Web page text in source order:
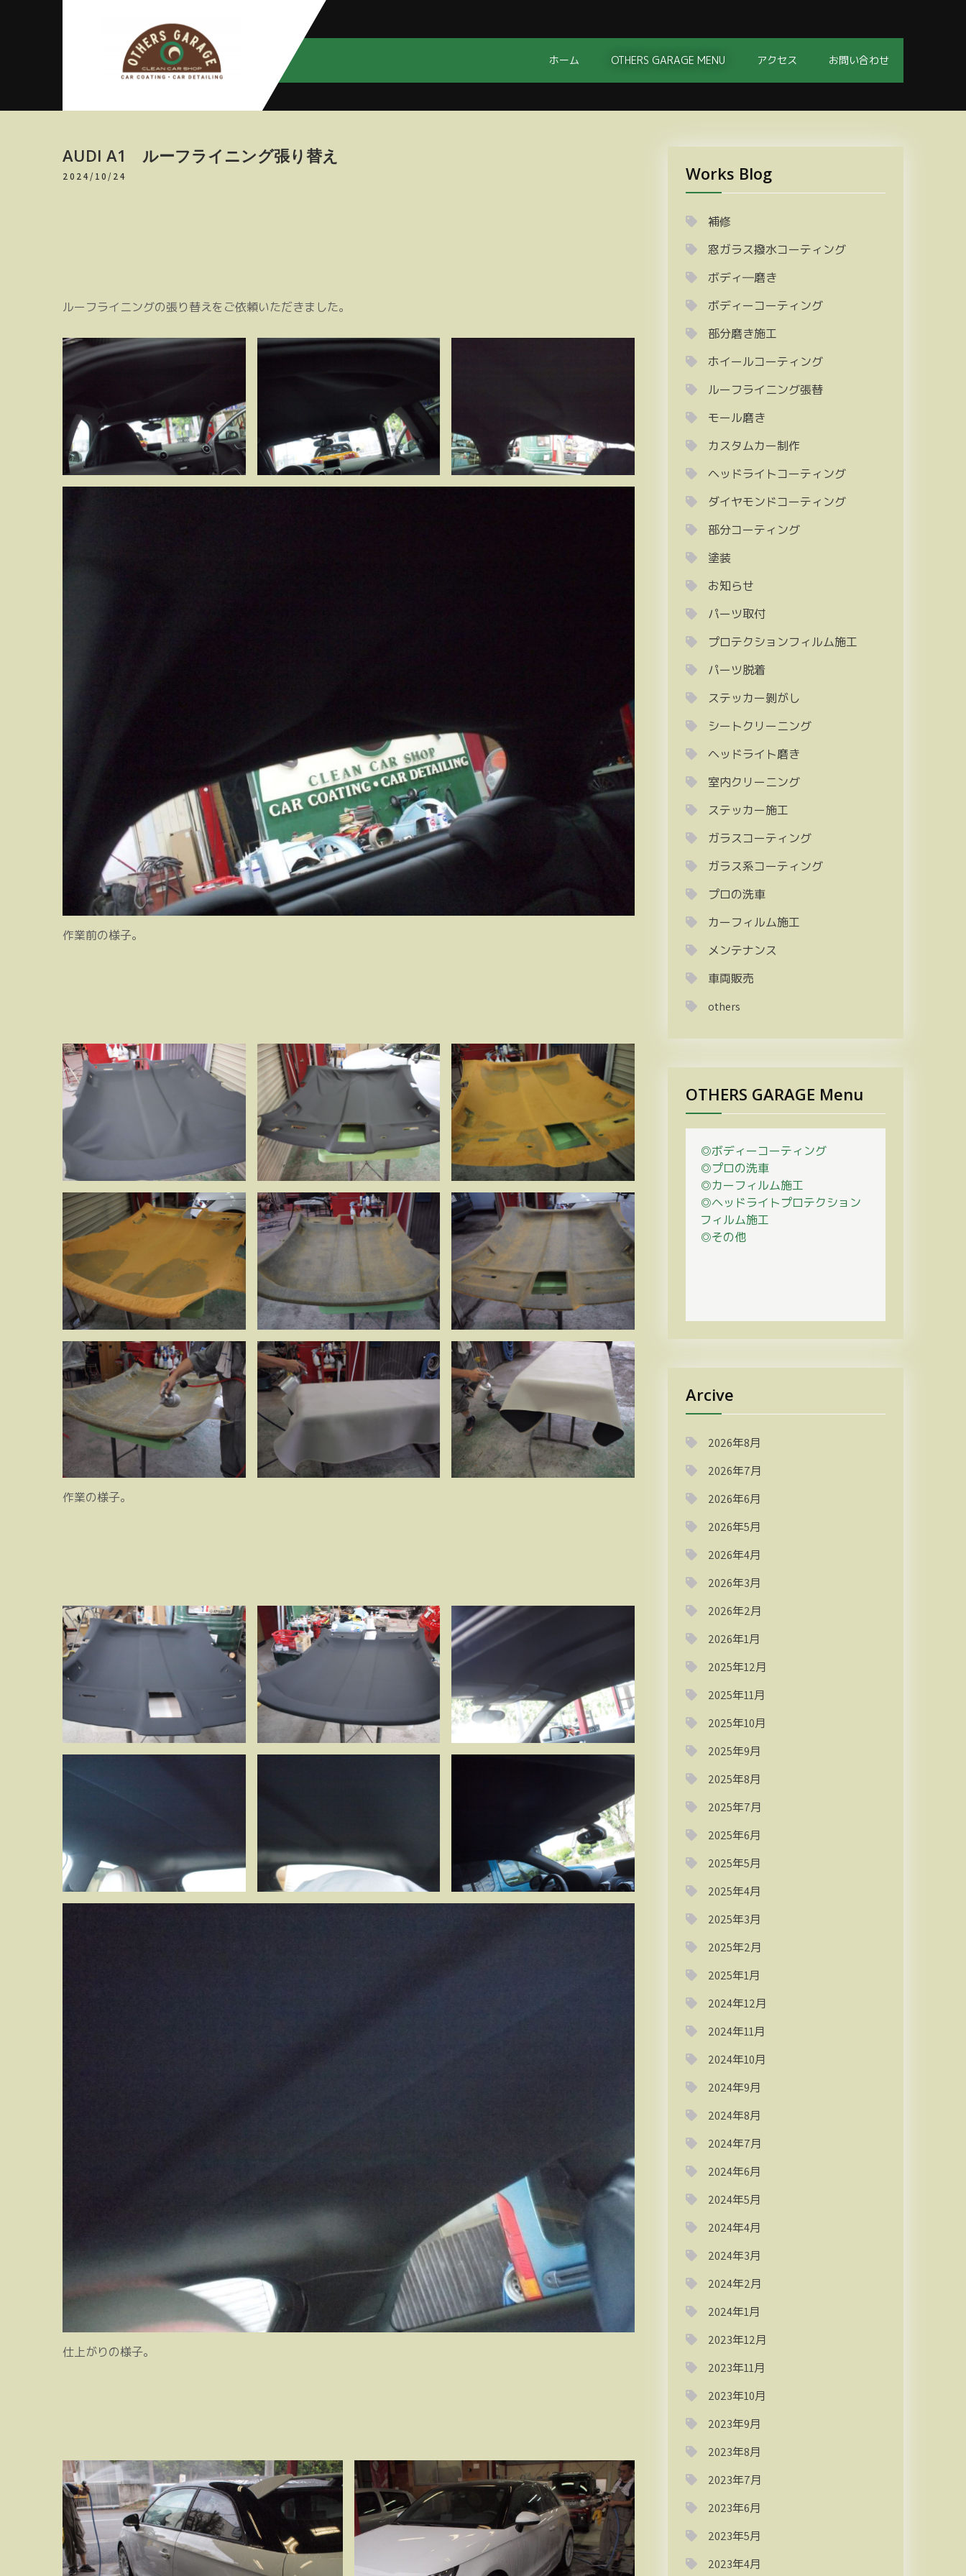
アザースガ
テナンス
ホーム OTHERS GARAGE MENU アクセス お問い合わせ
AUDI A1 ルーフライニング張り替え
2024/10/24
ルーフライニングの張り替えをご依頼いただきました。
作業前の様子。
作業の様子。
仕上がりの様子。
Works Blog
補修
窓ガラス撥水コーティング
ボディ―磨き
ボディーコーティング
部分磨き施工
ホイールコーティング
ルーフライニング張替
モール磨き
カスタムカー制作
ヘッドライトコーティング
ダイヤモンドコーティング
部分コーティング
塗装
お知らせ
パーツ取付
プロテクションフィルム施工
パーツ脱着
ステッカー剝がし
シートクリーニング
ヘッドライト磨き
室内クリーニング
ステッカー施工
ガラスコーティング
ガラス系コーティング
プロの洗車
カーフィルム施工
メンテナンス
車両販売
others
OTHERS GARAGE Menu
◎ボディーコーティング
◎プロの洗車
◎カーフィルム施工
◎ヘッドライトプロテクション
フィルム施工
◎その他
Arcive
2026年8月
2026年7月
2026年6月
2026年5月
2026年4月
2026年3月
2026年2月
2026年1月
2025年12月
2025年11月
2025年10月
2025年9月
2025年8月
2025年7月
2025年6月
2025年5月
2025年4月
2025年3月
2025年2月
2025年1月
2024年12月
2024年11月
2024年10月
2024年9月
2024年8月
2024年7月
2024年6月
2024年5月
2024年4月
2024年3月
2024年2月
2024年1月
2023年12月
2023年11月
2023年10月
2023年9月
2023年8月
2023年7月
2023年6月
2023年5月
2023年4月